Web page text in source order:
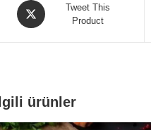
Opens
in
Tweet This
Product
ürünler